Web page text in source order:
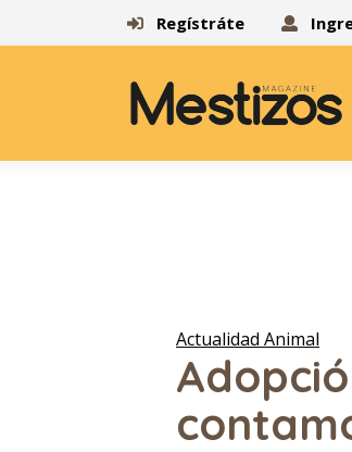
Regístráte
Actualidad Animal